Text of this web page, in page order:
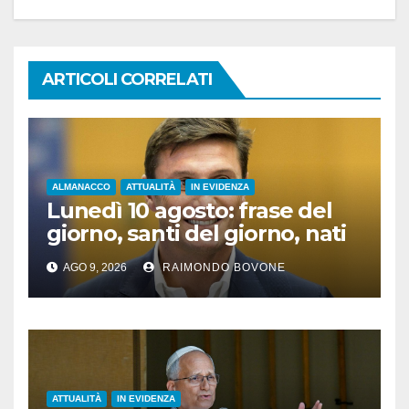
ARTICOLI CORRELATI
ALMANACCO ATTUALITÀ IN EVIDENZA
Lunedì 10 agosto: frase del
giorno, santi del giorno, nati
famosi, accadde oggi
AGO 9, 2026 RAIMONDO BOVONE
ATTUALITÀ IN EVIDENZA